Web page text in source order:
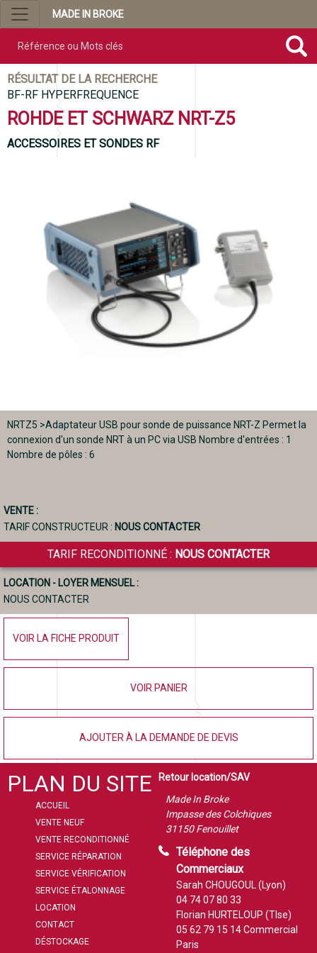
MADE IN BROKE
RÉSULTAT DE LA RECHERCHE
BF-RF HYPERFREQUENCE
ROHDE ET SCHWARZ NRT-Z5
ACCESSOIRES ET SONDES RF
NRTZ5 >Adaptateur USB pour sonde de puissance NRT-Z Permet la
connexion d'un sonde NRT à un PC via USB Nombre d'entrées : 1
Nombre de pôles : 6
VENTE :
TARIF CONSTRUCTEUR : NOUS CONTACTER
TARIF RECONDITIONNÉ : NOUS CONTACTER
LOCATION - LOYER MENSUEL :
NOUS CONTACTER
VOIR LA FICHE PRODUIT
VOIR PANIER
AJOUTER À LA DEMANDE DE DEVIS
PLAN DU SITE
ACCUEIL
VENTE NEUF
VENTE RECONDITIONNÉ
SERVICE RÉPARATION
SERVICE VÉRIFICATION
SERVICE ÉTALONNAGE
LOCATION
CONTACT
DÉSTOCKAGE
Retour location/SAV
Made In Broke
Impasse des Colchiques
31150 Fenouillet
Téléphone des
Commerciaux
Sarah CHOUGOUL (Lyon)
04 74 07 80 33
Florian HURTELOUP (Tlse)
05 62 79 15 14Commercial
Paris